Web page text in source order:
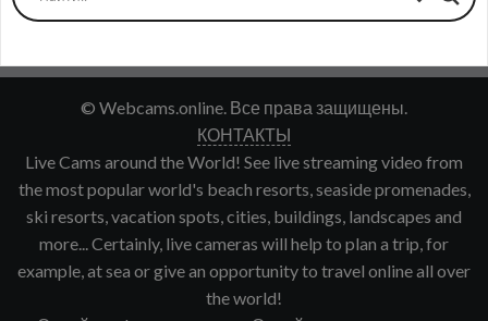
© Webcams.online. Все права защищены.
КОНТАКТЫ
Live Cams around the World! See live streaming video from
the most popular world's beach resorts, seaside promenades,
ski resorts, vacation spots, cities, buildings, landscapes and
more... Certainly, live cameras will help to plan a trip, for
example, at sea or give an opportunity to travel online all over
the world!